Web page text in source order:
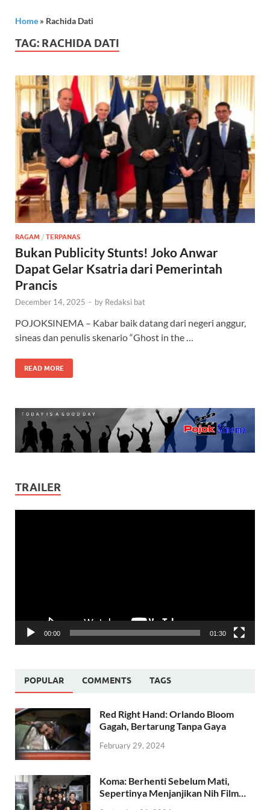
Home » Rachida Dati
TAG: RACHIDA DATI
RAGAM / TERPANAS
Bukan Publicity Stunts! Joko Anwar
Dapat Gelar Ksatria dari Pemerintah
Prancis
December 14, 2025 - by Redaksi bat
POJOKSINEMA – Kabar baik datang dari negeri anggur,
sineas dan penulis skenario “Ghost in the …
READ MORE
TRAILER
00:00 01:30
POPULAR COMMENTS TAGS
Red Right Hand: Orlando Bloom
Gagah, Bertarung Tanpa Gaya
February 29, 2024
Koma: Berhenti Sebelum Mati,
Sepertinya Menjanjikan Nih Film…